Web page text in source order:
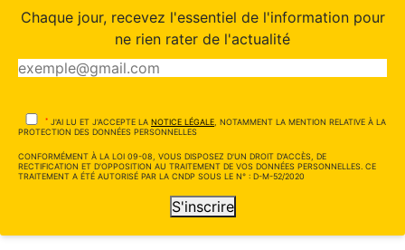
Chaque jour, recevez l'essentiel de l'information pour
ne rien rater de l'actualité
* J'AI LU ET J'ACCEPTE LA NOTICE LÉGALE, NOTAMMENT LA MENTION RELATIVE À LA
PROTECTION DES DONNÉES PERSONNELLES
CONFORMÉMENT À LA LOI 09-08, VOUS DISPOSEZ D'UN DROIT D'ACCÈS, DE
RECTIFICATION ET D'OPPOSITION AU TRAITEMENT DE VOS DONNÉES PERSONNELLES. CE
TRAITEMENT A ÉTÉ AUTORISÉ PAR LA CNDP SOUS LE N° : D-M-52/2020
S'inscrire